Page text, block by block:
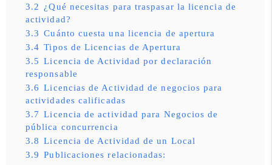
3.2 ¿Qué necesitas para traspasar la licencia de
actividad?
3.3 Cuánto cuesta una licencia de apertura
3.4 Tipos de Licencias de Apertura
3.5 Licencia de Actividad por declaración
responsable
3.6 Licencias de Actividad de negocios para
actividades calificadas
3.7 Licencia de actividad para Negocios de
pública concurrencia
3.8 Licencia de Actividad de un Local
3.9 Publicaciones relacionadas: